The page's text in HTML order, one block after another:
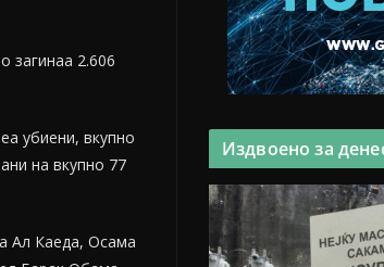
загинаа 2.606
убиени, вкупно
на вкупно 77
Ал Каеда, Осама
Издвоено за